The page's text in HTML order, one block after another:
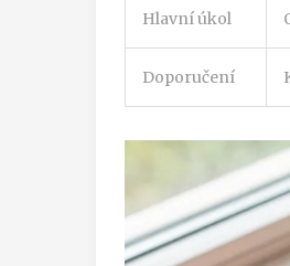
Hlavní úkol
Doporučení